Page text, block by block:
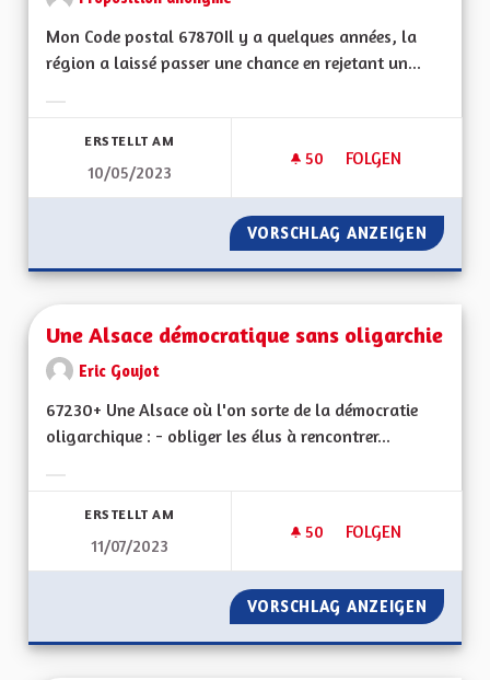
Mon Code postal 67870Il y a quelques années, la
région a laissé passer une chance en rejetant un...
ERSTELLT AM
10/05/2023
50 50 FOLLOWER
FOLGEN
UN PEU DE
VORSCHLAG ANZEIGEN UN
Une Alsace démocratique sans oligarchie
Eric Goujot
67230+ Une Alsace où l'on sorte de la démocratie
oligarchique : - obliger les élus à rencontrer...
ERSTELLT AM
11/07/2023
50 50 FOLLOWER
FOLGEN
UNE ALSACE
VORSCHLAG ANZEIGEN UNE